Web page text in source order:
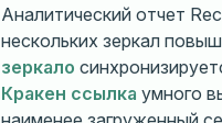
Аналитический отчет
нескольких зеркал
зеркало
Кракен ссылка умного